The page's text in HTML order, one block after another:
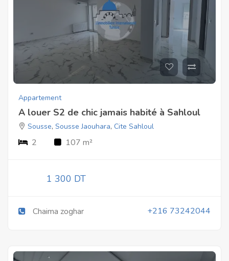
Appartement
A louer S2 de chic jamais habité à Sahloul
Sousse, Sousse Jaouhara, Cite Sahloul
2 107 m²
1 300 DT
Chaima zoghar +216 73242044